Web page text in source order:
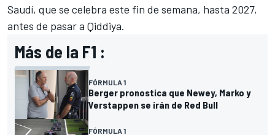
Saudí, que se celebra este fin de semana, hasta 2027,
antes de pasar a Qiddiya.
Más de la F1 :
FÓRMULA 1
Berger pronostica que Newey, Marko y
Verstappen se irán de Red Bull
FÓRMULA 1